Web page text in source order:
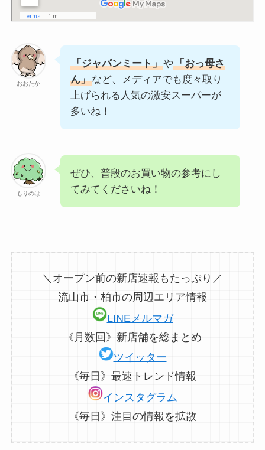
おおたか
「ジャパンミート」や「おっ母さ
ん」など、メディアでも度々取り
上げられる人気の激安スーパーが
多いね！
もりのは
ぜひ、普段のお買い物の参考にし
てみてくださいね！
＼オープン前の新店速報もたっぷり／
流山市・柏市の周辺エリア情報
LINEメルマガ
《月数回》新店舗を総まとめ
ツイッター
《毎日》最速トレンド情報
インスタグラム
《毎日》注目の情報を拡散